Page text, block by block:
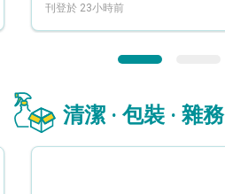
刊登於 23小時前
清潔 · 包裝 · 雜務